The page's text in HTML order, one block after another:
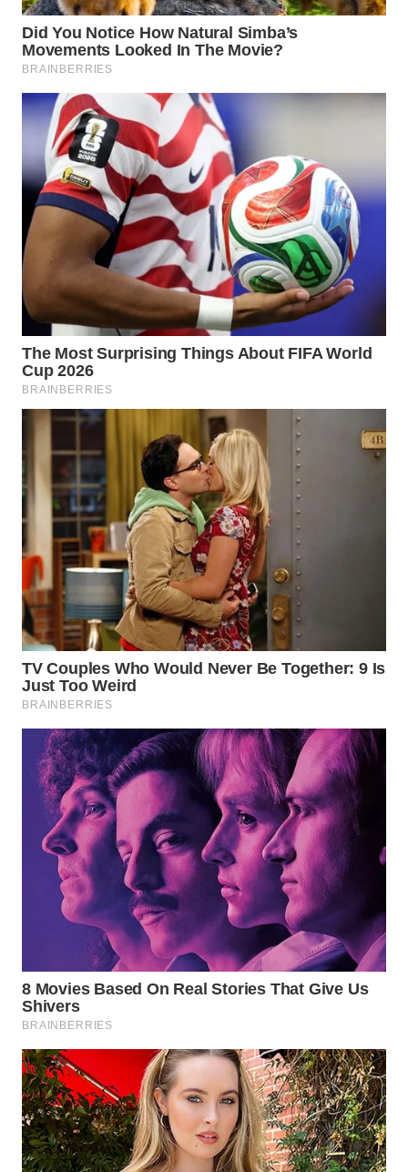
WN
KALBAR
WN
KALTENG
WN
KALTARA
KALTIM
WN
SULSEL
GORONTALO
WN
SULUT
WN
MALUKU
WN
WN
DAIRI
WN
DANAU
TOBA
WN
NIAS
WN
WN
TAPANULI
SELATAN
WN
TANJUNG
LESUNG
WN